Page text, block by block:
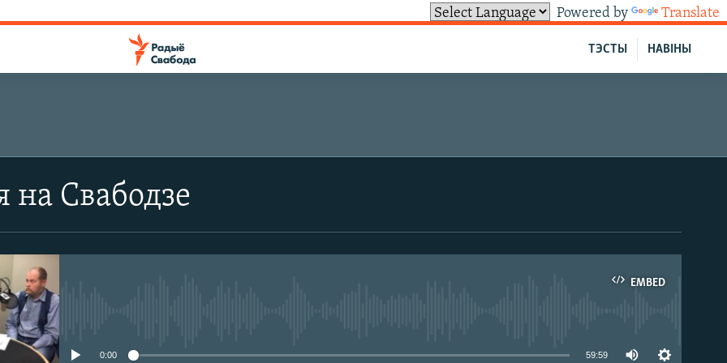
Powered by Translate
НАВІНЫ
ТЭСТЫ
на Свабодзе
EMBED
0:00 59:59